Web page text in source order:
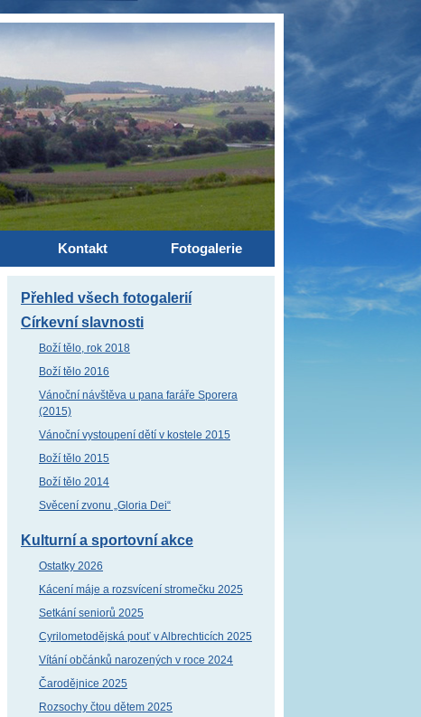
Kontakt Fotogalerie
Přehled všech fotogalerií
Církevní slavnosti
Boží tělo, rok 2018
Boží tělo 2016
Vánoční návštěva u pana faráře Sporera
(2015)
Vánoční vystoupení dětí v kostele 2015
Boží tělo 2015
Boží tělo 2014
Svěcení zvonu „Gloria Dei“
Kulturní a sportovní akce
Ostatky 2026
Kácení máje a rozsvícení stromečku 2025
Setkání seniorů 2025
Cyrilometodějská pouť v Albrechticích 2025
Vítání občánků narozených v roce 2024
Čarodějnice 2025
Rozsochy čtou dětem 2025